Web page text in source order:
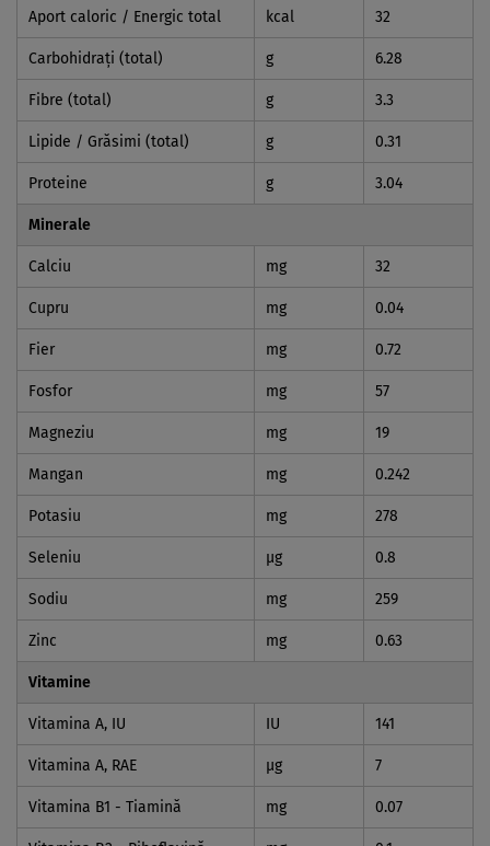
Aport caloric / Energic total kcal 32
Carbohidraţi (total) g 6.28
Fibre (total) g 3.3
Lipide / Grăsimi (total) g 0.31
Proteine g 3.04
Minerale
Calciu mg 32
Cupru mg 0.04
Fier mg 0.72
Fosfor mg 57
Magneziu mg 19
Mangan mg 0.242
Potasiu mg 278
Seleniu µg 0.8
Sodiu mg 259
Zinc mg 0.63
Vitamine
Vitamina A, IU IU 141
Vitamina A, RAE µg 7
Vitamina B1 - Tiamină mg 0.07